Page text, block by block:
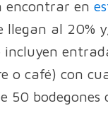
encontrar en
llegan al 20%
incluyen
o café) con
50 bodegones